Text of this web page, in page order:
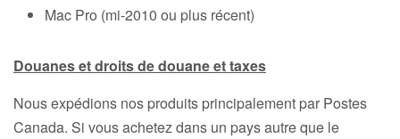
Mac Pro (mi-2010 ou plus récent)
Douanes et droits de douaneet taxes
Nous expédions nos produits principalement par Postes
Canada. Si vous achetez dans un pays autre que le